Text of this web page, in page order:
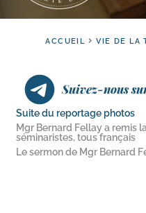
ACCUEIL VIE DE LA
Suivez-nous
Suite du reportage photos
Mgr Bernard Fellay a remis
séminaristes, tous français
Le sermon de Mgr Bernard